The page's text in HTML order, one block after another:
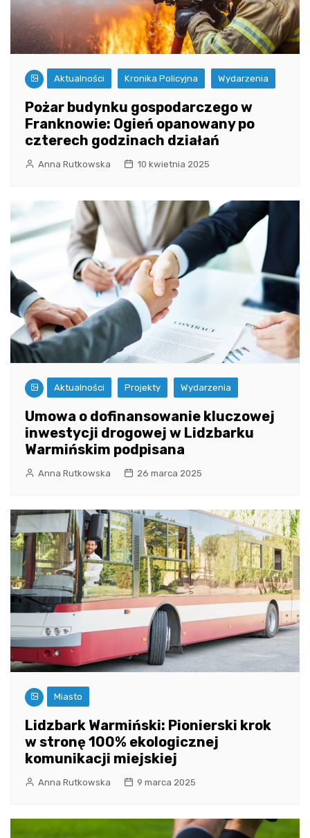
Aktualności Kronika Policyjna Wydarzenia
Pożar budynku gospodarczego w
Franknowie: Ogień opanowany po
czterech godzinach działań
Anna Rutkowska 10 kwietnia 2025
Aktualności Projekty Wydarzenia
Umowa o dofinansowanie kluczowej
inwestycji drogowej w Lidzbarku
Warmińskim podpisana
Anna Rutkowska 26 marca 2025
Miasto
Lidzbark Warmiński: Pionierski krok
w stronę 100% ekologicznej
komunikacji miejskiej
Anna Rutkowska 9 marca 2025